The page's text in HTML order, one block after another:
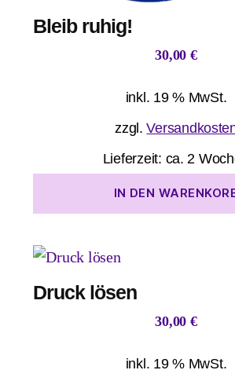
Bleib ruhig!
30,00 €
inkl. 19 % MwSt.
zzgl.
Lieferzeit: ca. 2
IN DEN
Druck lösen
30,00 €
inkl. 19 % MwSt.